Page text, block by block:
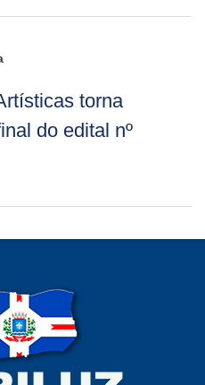
torna
do edital nº